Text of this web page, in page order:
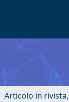
Articolo in